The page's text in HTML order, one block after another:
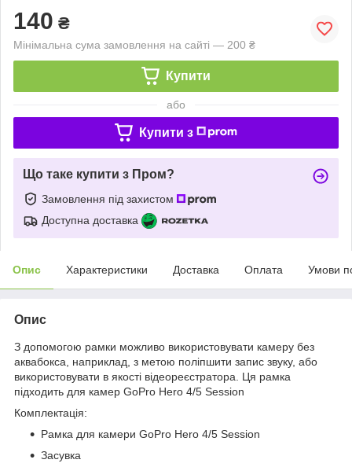
140 ₴
Мінімальна сума замовлення на сайті — 200 ₴
Купити
або
Купити з
Що таке купити з Пром?
Замовлення під захистом
Доступна доставка
Опис Характеристики Доставка Оплата Умови
Опис
З допомогою рамки можливо використовувати камеру без
аквабокса, наприклад, з метою поліпшити запис звуку, або
використовувати в якості відеореєстратора. Ця рамка
підходить для камер GoPro Hero 4/5 Session
Комплектація:
Рамка для камери GoPro Hero 4/5 Session
Засувка